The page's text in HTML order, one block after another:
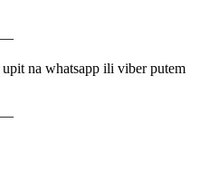
na whatsapp ili viber putem